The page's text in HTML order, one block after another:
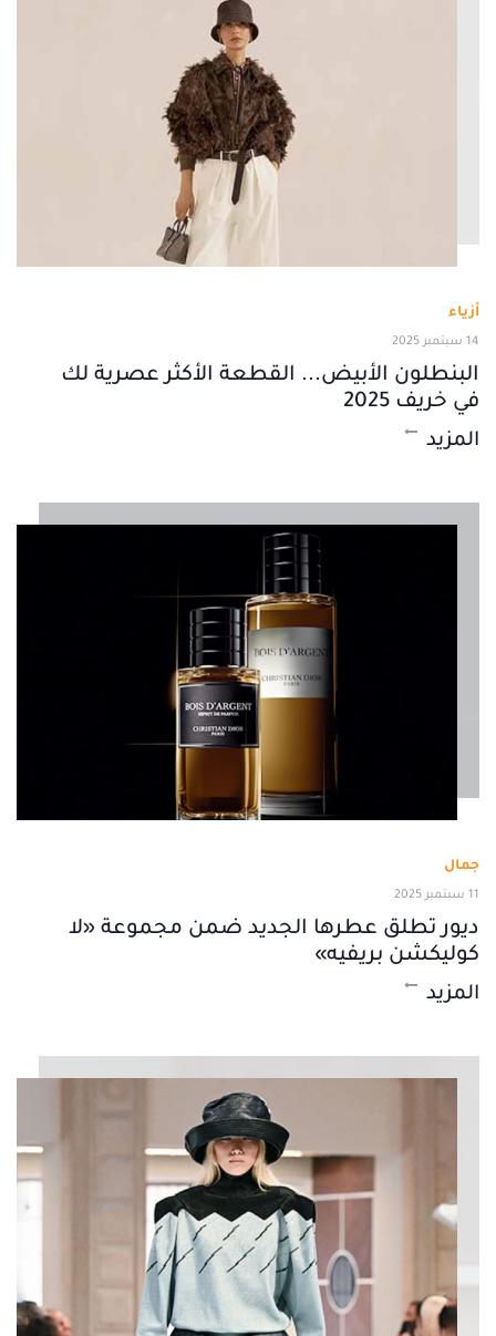
أزياء
14 سبتمبر 2025
البنطلون الأبيض... القطعة الأكثر عصرية لك
في خريف 2025
المزيد
جمال
11 سبتمبر 2025
ديور تطلق عطرها الجديد ضمن مجموعة «لا
كوليكشن بريفيه»
المزيد